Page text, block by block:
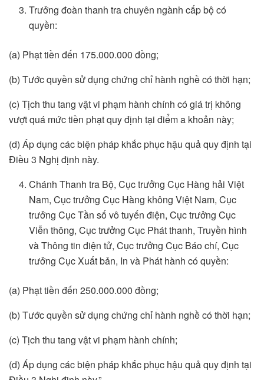
Trưởng đoàn thanh tra chuyên ngành cấp bộ có
quyền:
(a) Phạt tiền đến 175.000.000 đồng;
(b) Tước quyền sử dụng chứng chỉ hành nghề có thời hạn;
(c) Tịch thu tang vật vi phạm hành chính có giá trị không
vượt quá mức tiền phạt quy định tại điểm a khoản này;
(d) Áp dụng các biện pháp khắc phục hậu quả quy định tại
Điều 3 Nghị định này.
Chánh Thanh tra Bộ, Cục trưởng Cục Hàng hải Việt
Nam, Cục trưởng Cục Hàng không Việt Nam, Cục
trưởng Cục Tần số vô tuyến điện, Cục trưởng Cục
Viễn thông, Cục trưởng Cục Phát thanh, Truyền hình
và Thông tin điện tử, Cục trưởng Cục Báo chí, Cục
trưởng Cục Xuất bản, In và Phát hành có quyền:
(a) Phạt tiền đến 250.000.000 đồng;
(b) Tước quyền sử dụng chứng chỉ hành nghề có thời hạn;
(c) Tịch thu tang vật vi phạm hành chính;
(d) Áp dụng các biện pháp khắc phục hậu quả quy định tại